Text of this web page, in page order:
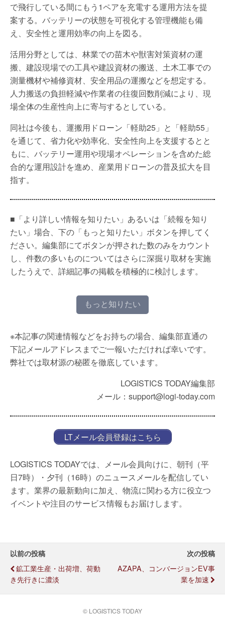
で飛行している間にもう1ペアを充電する運用方法を提
案する。バッテリーの状態を可視化する管理機能も備
え、安全性と運用効率の向上を図る。
活用分野としては、林業での苗木や獣害対策資材の運
搬、建設現場での工具や建設資材の搬送、土木工事での
測量機材や補修資材、安全用品の運搬などを想定する。
人力搬送の負担軽減や作業者の往復回数削減により、現
場全体の生産性向上に寄与するとしている。
同社は今後も、運搬用ドローン「軽助25」と「軽助55」
を通じて、省力化や効率化、安全性向上を支援するとと
もに、バッテリー運用や現場オペレーションを含めた総
合的な運用設計を進め、産業用ドローンの普及拡大を目
指す。
■「より詳しい情報を知りたい」あるいは「続報を知り
たい」場合、下の「もっと知りたい」ボタンを押してく
ださい。編集部にてボタンが押された数のみをカウント
し、件数の多いものについてはさらに深掘り取材を実施
したうえで、詳細記事の掲載を積極的に検討します。
もっと知りたい
※本記事の関連情報などをお持ちの場合、編集部直通の
下記メールアドレスまでご一報いただければ幸いです。
弊社では取材源の秘匿を徹底しています。
LOGISTICS TODAY編集部
メール：support@logi-today.com
LTメール会員登録はこちら
LOGISTICS TODAYでは、メール会員向けに、朝刊（平
日7時）・夕刊（16時）のニュースメールを配信してい
ます。業界の最新動向に加え、物流に関わる方に役立つ
イベントや注目のサービス情報もお届けします。
以前の投稿
鉱工業生産・出荷増、荷動
き先行きに濃淡
次の投稿
AZAPA、コンバージョンEV事
業を加速
© LOGISTICS TODAY